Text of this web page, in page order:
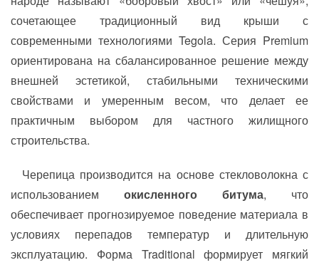
сочетающее традиционный вид крыши с
современными технологиями Tegola. Серия Premium
ориентирована на сбалансированное решение между
внешней эстетикой, стабильными техническими
свойствами и умеренным весом, что делает ее
практичным выбором для частного жилищного
строительства.
Черепица производится на основе стекловолокна с
использованием окисленного битума, что
обеспечивает прогнозируемое поведение материала в
условиях перепадов температур и длительную
эксплуатацию. Форма Traditional формирует мягкий